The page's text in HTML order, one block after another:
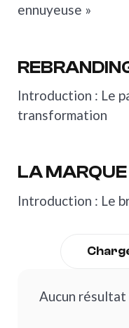
ont les
ennuyeuse »
réinventer
Introduction : Le
transformation
LA
Pourquoi
Introduction : Le
Aucun